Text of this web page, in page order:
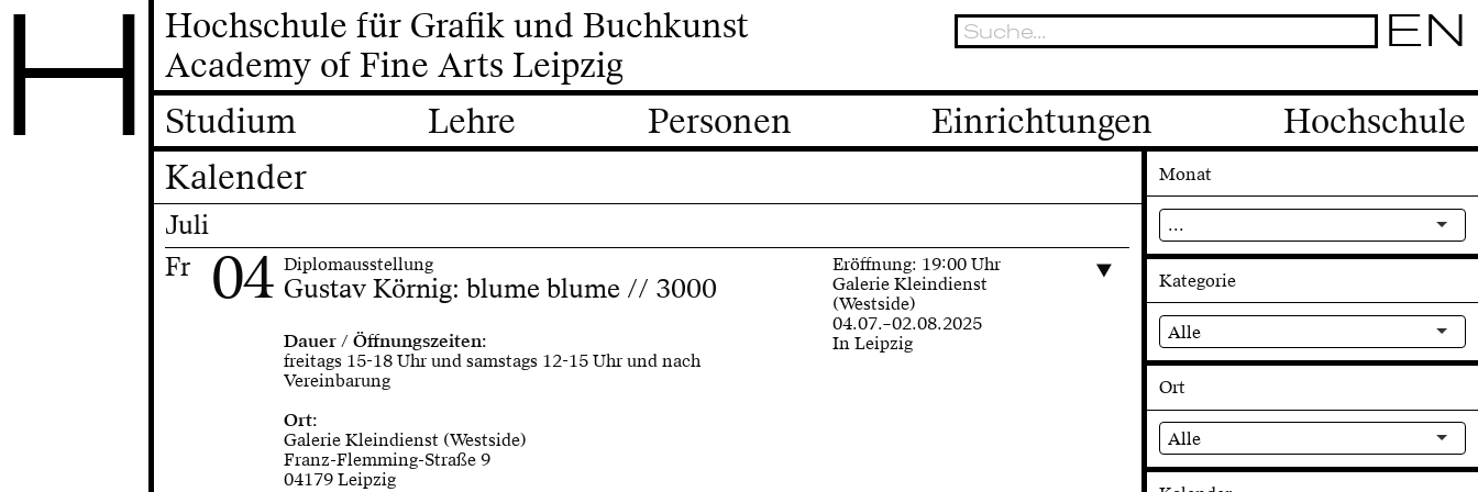
H
Hochschule für Grafik und Buchkunst
Academy of Fine Arts Leipzig
EN
Studium Lehre Personen Einrichtungen
Hochschule
Kalender
Juli
Fr
04 Diplomausstellung
Gustav Körnig: blume blume // 3000
Dauer / Öffnungszeiten:
freitags 15-18 Uhr und samstags 12-15 Uhr und nach
Vereinbarung
Ort:
Galerie Kleindienst (Westside)
Franz-Flemming-Straße 9
04179 Leipzig
Eröffnung: 19:00 Uhr
Galerie Kleindienst
(Westside)
04.07.–02.08.2025
In Leipzig
Monat
...
Kategorie
Alle
Ort
Alle